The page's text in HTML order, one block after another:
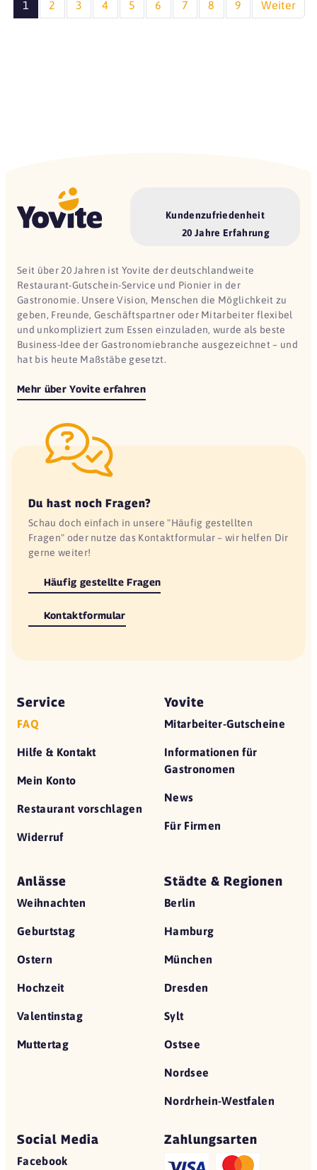
1 2 3 4 5 6 7 8 9 Weiter
Kundenzufriedenheit
20 Jahre Erfahrung
Seit über 20 Jahren ist Yovite der deutschlandweite
Restaurant-Gutschein-Service und Pionier in der
Gastronomie. Unsere Vision, Menschen die Möglichkeit zu
geben, Freunde, Geschäftspartner oder Mitarbeiter flexibel
und unkompliziert zum Essen einzuladen, wurde als beste
Business-Idee der Gastronomiebranche ausgezeichnet – und
hat bis heute Maßstäbe gesetzt.
Mehr über Yovite erfahren
Du hast noch Fragen?
Schau doch einfach in unsere "Häufig gestellten
Fragen" oder nutze das Kontaktformular – wir helfen Dir
gerne weiter!
Häufig gestellte Fragen
Kontaktformular
Service
FAQ
Hilfe & Kontakt
Mein Konto
Restaurant vorschlagen
Widerruf
Yovite
Mitarbeiter-Gutscheine
Informationen für
Gastronomen
News
Für Firmen
Anlässe
Weihnachten
Geburtstag
Ostern
Hochzeit
Valentinstag
Muttertag
Städte & Regionen
Berlin
Hamburg
München
Dresden
Sylt
Ostsee
Nordsee
Nordrhein-Westfalen
Social Media
Facebook
Zahlungsarten